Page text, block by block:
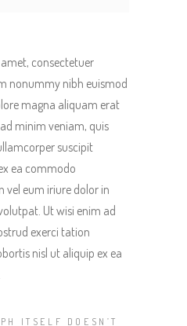
consectetuer
nonummy nibh euismod
magna aliquam erat
minim veniam, quis
suscipit
ea commodo
vel eum iriure dolor in
Ut wisi enim ad
exerci tation
nisl ut aliquip ex ea
ITSELF DOESN’T